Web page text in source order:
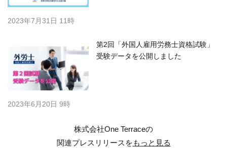
2023年7月31日 11時
第2回「外国人雇用労務士資格試験」
受験データを公開しました
2023年6月20日 9時
株式会社One Terraceの
関連プレスリリースをもっと見る